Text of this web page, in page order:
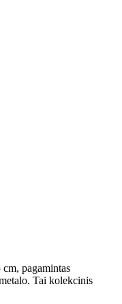
pagamintas
Tai kolekcinis